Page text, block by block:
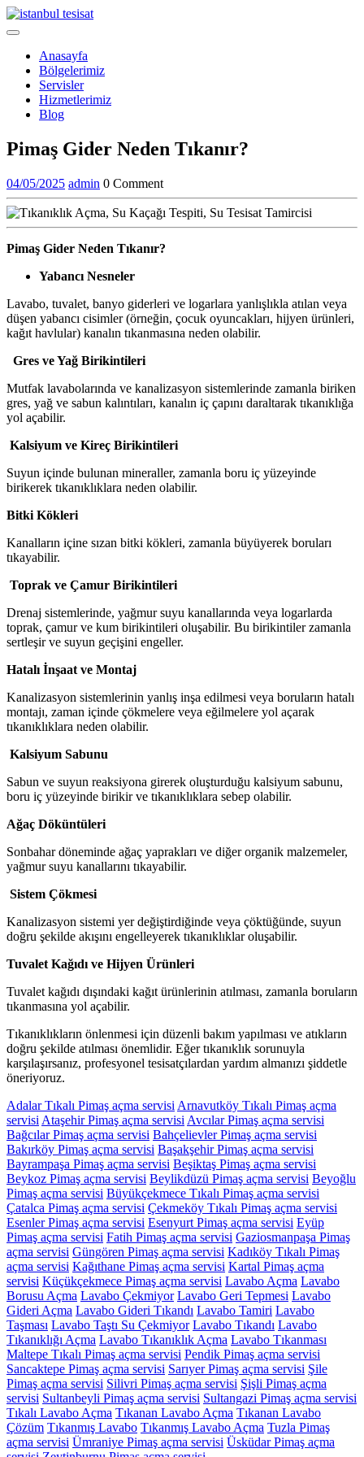
Skip
to
Open
Anasayfa
Bölgelerimiz
Servisler
Hizmetlerimiz
Blog
Close
Menu
Pimaş Gider Neden Tıkanır?
04/05/202504/05/2025
admin admin
0 Comment
Pimaş Gider Neden Tıkanır?
Yabancı Nesneler
Lavabo, tuvalet, banyo giderleri ve logarlara yanlışlıkla atılan veya
düşen yabancı cisimler (örneğin, çocuk oyuncakları, hijyen ürünleri,
kağıt havlular) kanalın tıkanmasına neden olabilir.
Gres ve Yağ Birikintileri
Mutfak lavabolarında ve kanalizasyon sistemlerinde zamanla biriken
gres, yağ ve sabun kalıntıları, kanalın iç çapını daraltarak tıkanıklığa
yol açabilir.
Kalsiyum ve Kireç Birikintileri
Suyun içinde bulunan mineraller, zamanla boru iç yüzeyinde
birikerek tıkanıklıklara neden olabilir.
Bitki Kökleri
Kanalların içine sızan bitki kökleri, zamanla büyüyerek boruları
tıkayabilir.
Toprak ve Çamur Birikintileri
Drenaj sistemlerinde, yağmur suyu kanallarında veya logarlarda
toprak, çamur ve kum birikintileri oluşabilir. Bu birikintiler zamanla
sertleşir ve suyun geçişini engeller.
Hatalı İnşaat ve Montaj
Kanalizasyon sistemlerinin yanlış inşa edilmesi veya boruların hatalı
montajı, zaman içinde çökmelere veya eğilmelere yol açarak
tıkanıklıklara neden olabilir.
Kalsiyum Sabunu
Sabun ve suyun reaksiyona girerek oluşturduğu kalsiyum sabunu,
boru iç yüzeyinde birikir ve tıkanıklıklara sebep olabilir.
Ağaç Döküntüleri
Sonbahar döneminde ağaç yaprakları ve diğer organik malzemeler,
yağmur suyu kanallarını tıkayabilir.
Sistem Çökmesi
Kanalizasyon sistemi yer değiştirdiğinde veya çöktüğünde, suyun
doğru şekilde akışını engelleyerek tıkanıklıklar oluşabilir.
Tuvalet Kağıdı ve Hijyen Ürünleri
Tuvalet kağıdı dışındaki kağıt ürünlerinin atılması, zamanla boruların
tıkanmasına yol açabilir.
Tıkanıklıkların önlenmesi için düzenli bakım yapılması ve atıkların
doğru şekilde atılması önemlidir. Eğer tıkanıklık sorunuyla
karşılaşırsanız, profesyonel tesisatçılardan yardım almanızı şiddetle
öneriyoruz.
Adalar Tıkalı Pimaş açma servisi Arnavutköy Tıkalı Pimaş açma
servisi Ataşehir Pimaş açma servisi Avcılar Pimaş açma servisi
Bağcılar Pimaş açma servisi Bahçelievler Pimaş açma servisi
Bakırköy Pimaş açma servisi Başakşehir Pimaş açma servisi
Bayrampaşa Pimaş açma servisi Beşiktaş Pimaş açma servisi
Beykoz Pimaş açma servisi Beylikdüzü Pimaş açma servisi Beyoğlu
Pimaş açma servisi Büyükçekmece Tıkalı Pimaş açma servisi
Çatalca Pimaş açma servisi Çekmeköy Tıkalı Pimaş açma servisi
Esenler Pimaş açma servisi Esenyurt Pimaş açma servisi Eyüp
Pimaş açma servisi Fatih Pimaş açma servisi Gaziosmanpaşa Pimaş
açma servisi Güngören Pimaş açma servisi Kadıköy Tıkalı Pimaş
açma servisi Kağıthane Pimaş açma servisi Kartal Pimaş açma
servisi Küçükçekmece Pimaş açma servisi Lavabo Açma Lavabo
Borusu Açma Lavabo Çekmiyor Lavabo Geri Tepmesi Lavabo
Gideri Açma Lavabo Gideri Tıkandı Lavabo Tamiri Lavabo
Taşması Lavabo Taştı Su Çekmiyor Lavabo Tıkandı Lavabo
Tıkanıklığı Açma Lavabo Tıkanıklık Açma Lavabo Tıkanması
Maltepe Tıkalı Pimaş açma servisi Pendik Pimaş açma servisi
Sancaktepe Pimaş açma servisi Sarıyer Pimaş açma servisi Şile
Pimaş açma servisi Silivri Pimaş açma servisi Şişli Pimaş açma
servisi Sultanbeyli Pimaş açma servisi Sultangazi Pimaş açma servisi
Tıkalı Lavabo Açma Tıkanan Lavabo Açma Tıkanan Lavabo
Çözüm Tıkanmış Lavabo Tıkanmış Lavabo Açma Tuzla Pimaş
açma servisi Ümraniye Pimaş açma servisi Üsküdar Pimaş açma